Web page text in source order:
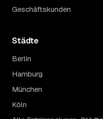
Geschäftskunden
Städte
Berlin
Hamburg
München
Köln